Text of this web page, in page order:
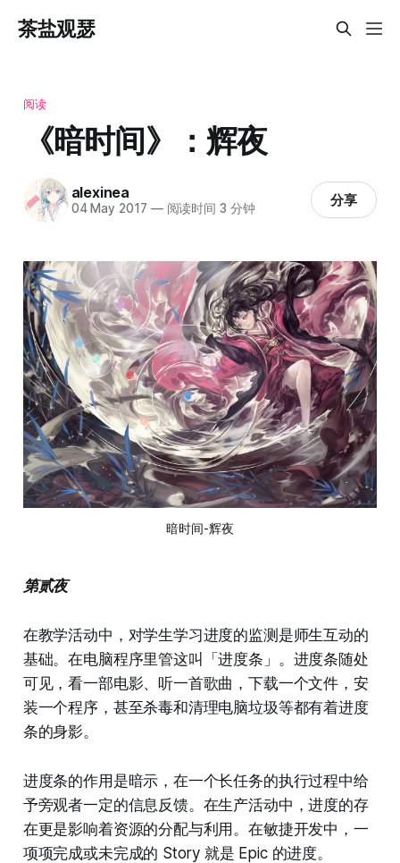
茶盐观瑟
阅读
《暗时间》：辉夜
alexinea
04 May 2017 —阅读时间 3 分钟 分享
暗时间-辉夜
第贰夜
在教学活动中，对学生学习进度的监测是师生互动的
基础。在电脑程序里管这叫「进度条」。进度条随处
可见，看一部电影、听一首歌曲，下载一个文件，安
装一个程序，甚至杀毒和清理电脑垃圾等都有着进度
条的身影。
进度条的作用是暗示，在一个长任务的执行过程中给
予旁观者一定的信息反馈。在生产活动中，进度的存
在更是影响着资源的分配与利用。在敏捷开发中，一
项项完成或未完成的 Story 就是 Epic 的进度。